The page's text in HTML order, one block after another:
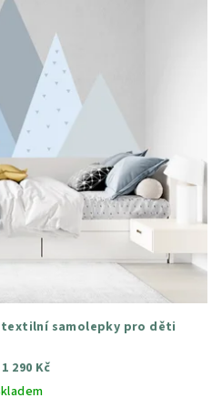
textilní samolepky pro děti
1 290 Kč